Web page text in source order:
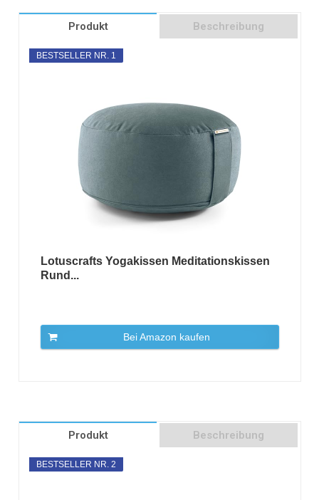
Produkt Beschreibung
BESTSELLER NR. 1
Lotuscrafts Yogakissen Meditationskissen
Rund...
Bei Amazon kaufen
Produkt Beschreibung
BESTSELLER NR. 2